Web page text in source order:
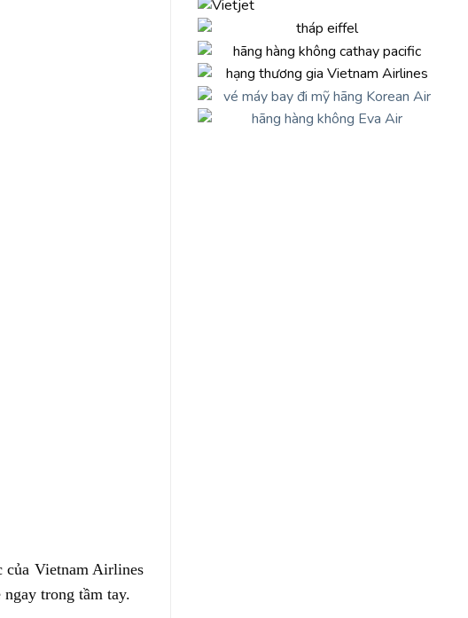
Vietnam Airlines
ngay trong tầm tay.